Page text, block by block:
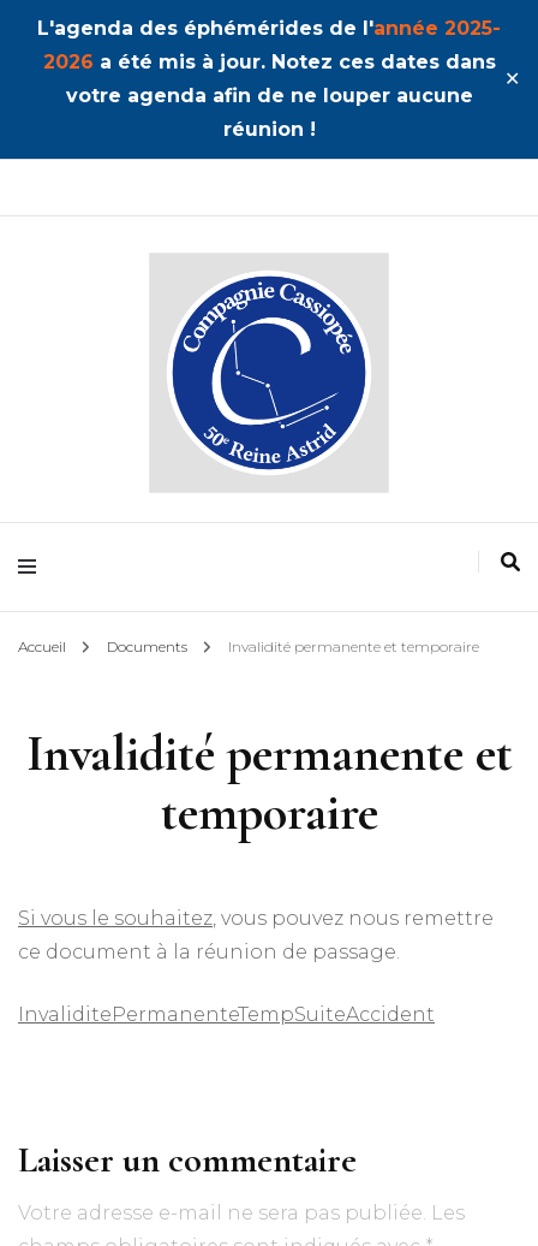
L'agenda des éphémérides de l'année 2025-
2026 a été mis à jour. Notez ces dates dans
votre agenda afin de ne louper aucune
réunion !
✕
Cassiopée
50ème Unité Reine Astrid
Accueil Documents Invalidité permanente et temporaire
Invalidité permanente et
temporaire
Si vous le souhaitez, vous pouvez nous remettre
ce document à la réunion de passage.
InvaliditePermanenteTempSuiteAccident
Laisser un commentaire
Votre adresse e-mail ne sera pas publiée. Les